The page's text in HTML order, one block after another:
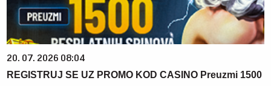
20. 07. 2026 08:04
REGISTRUJ SE UZ PROMO KOD CASINO Preuzmi 1500